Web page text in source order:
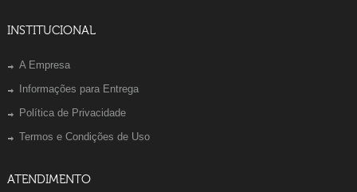
INSTITUCIONAL
A Empresa
Informações para Entrega
Política de Privacidade
Termos e Condições de Uso
ATENDIMENTO